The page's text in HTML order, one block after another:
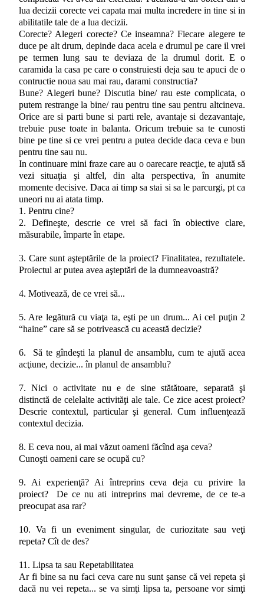
lua decizii corecte vei capata mai multa incredere in tine si in
abilitatile tale de a lua decizii.
Corecte? Alegeri corecte? Ce inseamna? Fiecare alegere te
duce pe alt drum, depinde daca acela e drumul pe care il vrei
pe termen lung sau te deviaza de la drumul dorit. E o
caramida la casa pe care o construiesti deja sau te apuci de o
contructie noua sau mai rau, darami constructia?
Bune? Alegeri bune? Discutia bine/ rau este complicata, o
putem restrange la bine/ rau pentru tine sau pentru altcineva.
Orice are si parti bune si parti rele, avantaje si dezavantaje,
trebuie puse toate in balanta. Oricum trebuie sa te cunosti
bine pe tine si ce vrei pentru a putea decide daca ceva e bun
pentru tine sau nu.
In continuare mini fraze care au o oarecare reacţie, te ajută să
vezi situaţia şi altfel, din alta perspectiva, în anumite
momente decisive. Daca ai timp sa stai si sa le parcurgi, pt ca
uneori nu ai atata timp.
1. Pentru cine?
2. Defineşte, descrie ce vrei să faci în obiective clare,
măsurabile, împarte în etape.
3. Care sunt aşteptările de la proiect? Finalitatea, rezultatele.
Proiectul ar putea avea aşteptări de la dumneavoastră?
4. Motivează, de ce vrei să...
5. Are legătură cu viaţa ta, eşti pe un drum... Ai cel puţin 2
“haine” care să se potrivească cu această decizie?
6. Să te gîndeşti la planul de ansamblu, cum te ajută acea
acţiune, decizie... în planul de ansamblu?
7. Nici o activitate nu e de sine stătătoare, separată şi
distinctă de celelalte activităţi ale tale. Ce zice acest proiect?
Descrie contextul, particular şi general. Cum influenţează
contextul decizia.
8. E ceva nou, ai mai văzut oameni făcînd aşa ceva?
Cunoşti oameni care se ocupă cu?
9. Ai experienţă? Ai întreprins ceva deja cu privire la
proiect? De ce nu ati intreprins mai devreme, de ce te-a
preocupat asa rar?
10. Va fi un eveniment singular, de curiozitate sau veţi
repeta? Cît de des?
11. Lipsa ta sau Repetabilitatea
Ar fi bine sa nu faci ceva care nu sunt şanse că vei repeta şi
dacă nu vei repeta... se va simţi lipsa ta, persoane vor simţi